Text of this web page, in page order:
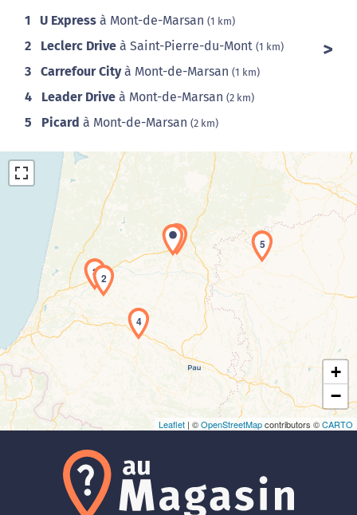
1 U Express à Mont-de-Marsan (1 km)
2 Leclerc Drive à Saint-Pierre-du-Mont (1 km)
3 Carrefour Cityà Mont-de-Marsan (1 km)
4 Leader Drive à Mont-de-Marsan (2 km)
5 Picard à Mont-de-Marsan (2 km)
Chargement de la carte en cours...
1
2
3
4
5
+
−
Leaflet | ©OpenStreetMapcontributors ©CARTO